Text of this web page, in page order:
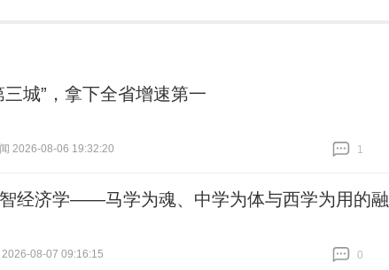
三城”，拿下全省增速第一
2026-08-06 19:32:20
1
经济学——马学为魂、中学为体与西学为用的融
08-07 09:16:15
0